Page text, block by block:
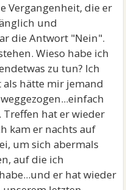
Vergangenheit, die er
und
die Antwort "Nein".
Wieso habe ich
zu tun? Ich
hätte mir jemand
hat er wieder
kam er nachts auf
um sich abermals
auf die ich
er hat wieder